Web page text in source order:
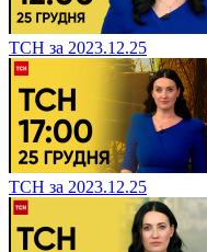
ТСН за 2023.12.25
ТСН за 2023.12.25